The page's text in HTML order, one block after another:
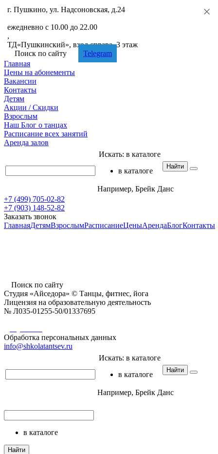
г. Пушкино, ул. Надсоновская, д.24
ежедневно с 10.00 до 22.00
,
ТД«Пушкинский», вход справа, 3 этаж
Поиск по сайту
Telegram
Главная
Цены на абонементы
Вакансии
Контакты
Детям
Акции / Скидки
Взрослым
Наш Блог о танцах
Расписание всех занятий
Аренда залов
Искать: в каталоге
в каталоге
Найти
Например, Брейк Данс
+7 (499) 705-02-82
+7 (903) 148-52-82
Заказать звонок
ГлавнаяДетямВзрослымРасписаниеЦеныАрендаБлогКонтакты
Поиск по сайту
Студия «Айседора» © Танцы, фитнес, йога
Лицензия на образовательную деятельность
№ Л035-01255-50/01337695
Обработка персональных данных
info@shkolatantsev.ru
Искать: в каталоге
в каталоге
Найти
Например, Брейк Данс
в каталоге
Найти